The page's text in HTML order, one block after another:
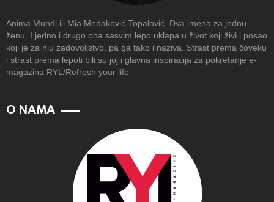
Anima Mundi ili Mia Medaković-Topalović. Dva imena za jednu
ženu. I jedno i drugo ona sasvim lepo uklapa u život koji živi i posao
koji je za nju zadovoljstvo, pa ga tako i naziva. Strast prema čoveku
i strast prema lepoti bili su joj i glavna inspiracija za pokretanje e-
magazina RYL/Refresh your life
O NAMA